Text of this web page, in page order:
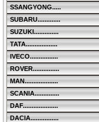
SSANGYONG.....
SUBARU.............
SUZUKI..............
TATA..................
IVECO................
ROVER...............
MAN...................
SCANIA..............
DAF....................
DACIA................